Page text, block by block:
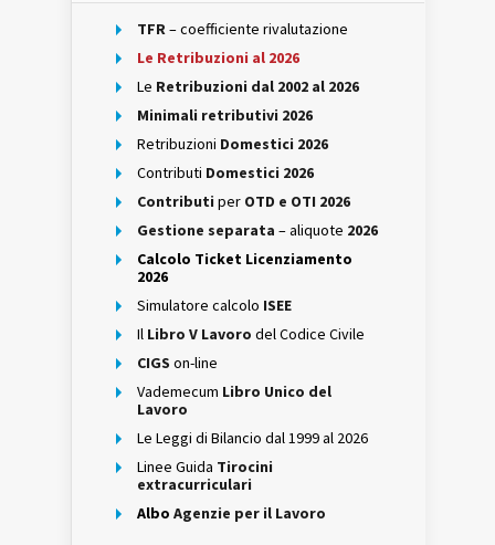
TFR – coefficiente rivalutazione
Le Retribuzioni al 2026
Le Retribuzioni dal 2002 al 2026
Minimali retributivi 2026
Retribuzioni Domestici 2026
Contributi Domestici 2026
Contributi per OTD e OTI 2026
Gestione separata – aliquote 2026
Calcolo Ticket Licenziamento
2026
Simulatore calcolo ISEE
Il Libro V Lavoro del Codice Civile
CIGS on-line
Vademecum Libro Unico del
Lavoro
Le Leggi di Bilancio dal 1999 al 2026
Linee Guida Tirocini
extracurriculari
Albo Agenzie per il Lavoro